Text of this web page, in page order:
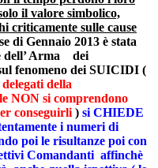
il valore simbolico,
criticamente sulle cause
di Gennaio 2013 è stata
dell’ Arma dei
fenomeno dei SUICIDI (
della
NON si comprendono
conseguirli ) si CHIEDE
i numeri di
poi le risultanze poi con
Comandanti affinchè